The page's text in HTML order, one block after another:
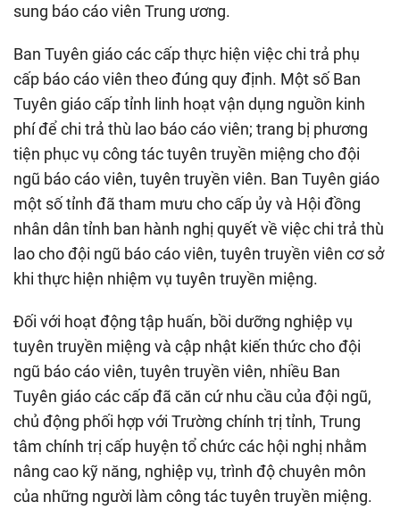
sung báo cáo viên Trung ương.
Ban Tuyên giáo các cấp thực hiện việc chi trả phụ
cấp báo cáo viên theo đúng quy định. Một số Ban
Tuyên giáo cấp tỉnh linh hoạt vận dụng nguồn kinh
phí để chi trả thù lao báo cáo viên; trang bị phương
tiện phục vụ công tác tuyên truyền miệng cho đội
ngũ báo cáo viên, tuyên truyền viên. Ban Tuyên giáo
một số tỉnh đã tham mưu cho cấp ủy và Hội đồng
nhân dân tỉnh ban hành nghị quyết về việc chi trả thù
lao cho đội ngũ báo cáo viên, tuyên truyền viên cơ sở
khi thực hiện nhiệm vụ tuyên truyền miệng.
Đối với hoạt động tập huấn, bồi dưỡng nghiệp vụ
tuyên truyền miệng và cập nhật kiến thức cho đội
ngũ báo cáo viên, tuyên truyền viên, nhiều Ban
Tuyên giáo các cấp đã căn cứ nhu cầu của đội ngũ,
chủ động phối hợp với Trường chính trị tỉnh, Trung
tâm chính trị cấp huyện tổ chức các hội nghị nhằm
nâng cao kỹ năng, nghiệp vụ, trình độ chuyên môn
của những người làm công tác tuyên truyền miệng.